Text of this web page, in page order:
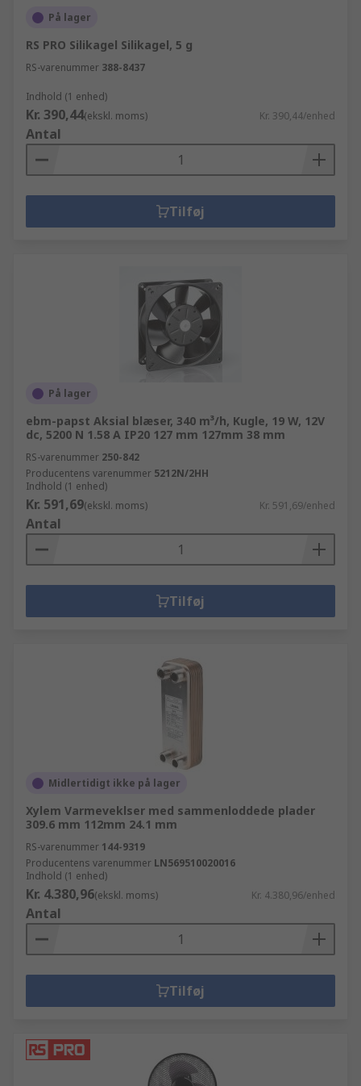
På lager
RS PRO Silikagel Silikagel, 5 g
RS-varenummer 388-8437
Indhold (1 enhed)
Kr. 390,44(ekskl. moms) Kr. 390,44/enhed
Antal
Tilføj
På lager
ebm-papst Aksial blæser, 340 m³/h, Kugle, 19 W, 12V
dc, 5200 N 1.58 A IP20 127 mm 127mm 38 mm
RS-varenummer 250-842
Producentens varenummer 5212N/2HH
Indhold (1 enhed)
Kr. 591,69(ekskl. moms) Kr. 591,69/enhed
Antal
Tilføj
Midlertidigt ikke på lager
Xylem Varmeveklser med sammenloddede plader
309.6 mm 112mm 24.1 mm
RS-varenummer 144-9319
Producentens varenummer LN569510020016
Indhold (1 enhed)
Kr. 4.380,96(ekskl. moms) Kr. 4.380,96/enhed
Antal
Tilføj